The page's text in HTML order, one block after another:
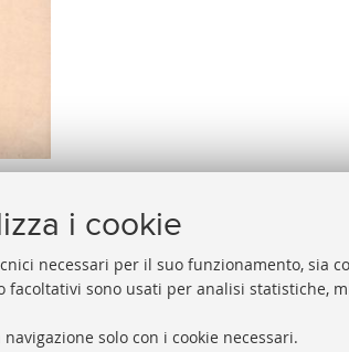
i cookie
necessari per il suo funzionamento,
sono usati per analisi statistiche,
solo con i cookie necessari.